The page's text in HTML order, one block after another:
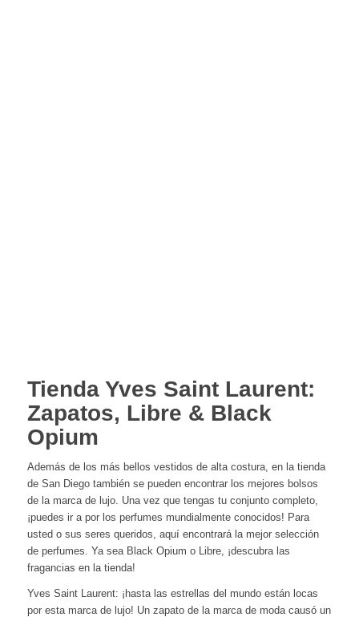
Tienda Yves Saint Laurent:
Zapatos, Libre & Black
Opium
Además de los más bellos vestidos de alta costura, en la tienda
de San Diego también se pueden encontrar los mejores bolsos
de la marca de lujo. Una vez que tengas tu conjunto completo,
¡puedes ir a por los perfumes mundialmente conocidos! Para
usted o sus seres queridos, aquí encontrará la mejor selección
de perfumes. Ya sea Black Opium o Libre, ¡descubra las
fragancias en la tienda!
Yves Saint Laurent: ¡hasta las estrellas del mundo están locas
por esta marca de lujo! Un zapato de la marca de moda causó un